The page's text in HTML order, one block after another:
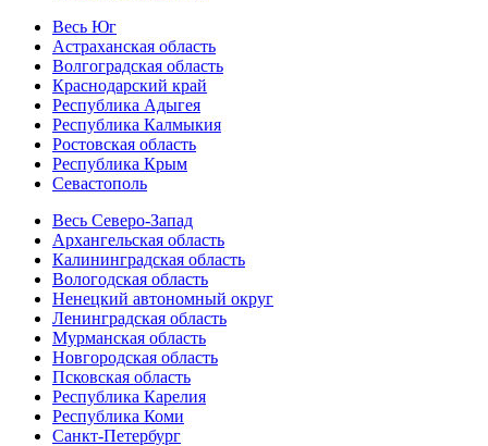
Весь Юг
Астраханская область
Волгоградская область
Краснодарский край
Республика Адыгея
Республика Калмыкия
Ростовская область
Республика Крым
Севастополь
Весь Северо-Запад
Архангельская область
Калининградская область
Вологодская область
Ненецкий автономный округ
Ленинградская область
Мурманская область
Новгородская область
Псковская область
Республика Карелия
Республика Коми
Санкт-Петербург